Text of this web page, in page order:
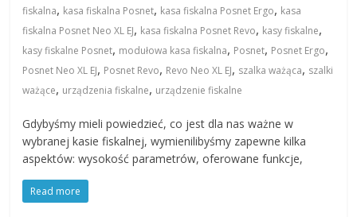
fiskalna, kasa fiskalna Posnet, kasa fiskalna Posnet Ergo, kasa
fiskalna Posnet Neo XL EJ, kasa fiskalna Posnet Revo, kasy fiskalne,
kasy fiskalne Posnet, modułowa kasa fiskalna, Posnet, Posnet Ergo,
Posnet Neo XL EJ, Posnet Revo, Revo Neo XL EJ, szalka ważąca, szalki
ważące, urządzenia fiskalne, urządzenie fiskalne
Gdybyśmy mieli powiedzieć, co jest dla nas ważne w
wybranej kasie fiskalnej, wymienilibyśmy zapewne kilka
aspektów: wysokość parametrów, oferowane funkcje,
Read more